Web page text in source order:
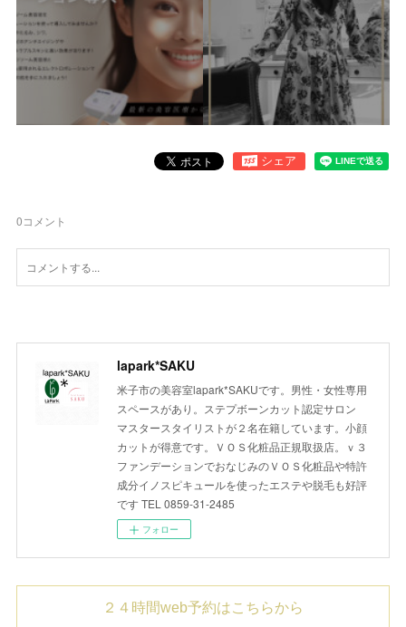
0コメント
lapark*SAKU
米子市の美容室lapark*SAKUです。男性・女性専用
スペースがあり。ステプボーンカット認定サロン
マスタースタイリストが２名在籍しています。小顔
カットが得意です。ＶＯＳ化粧品正規取扱店。ｖ３
ファンデーションでおなじみのＶＯＳ化粧品や特許
成分イノスピキュールを使ったエステや脱毛も好評
です TEL 0859-31-2485
フォロー
２４時間web予約はこちらから